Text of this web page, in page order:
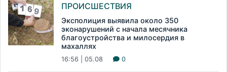
ПРОИСШЕСТВИЯ
Эксполиция выявила около 350
эконарушений с начала месячника
благоустройства и милосердия в
махаллях
16:56 | 05.08 0